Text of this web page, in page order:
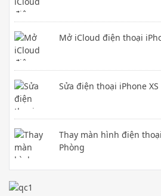
Mở iCloud điện thoại
Sửa điện thoại iPhone
Thay màn hình điện
Phòng